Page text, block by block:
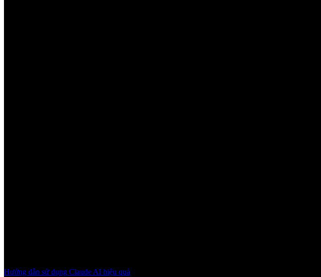
Hướng dẫn sử dụng Claude AI hiệu quả